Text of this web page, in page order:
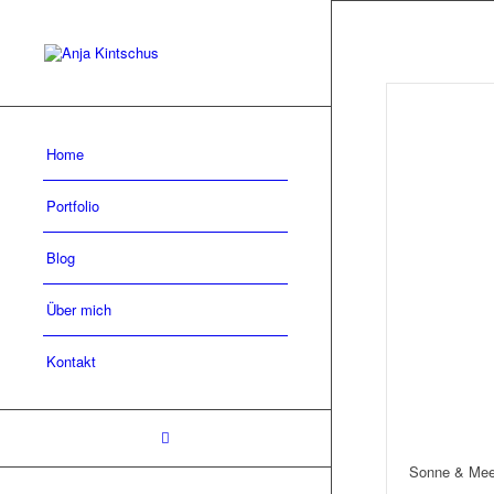
Home
Portfolio
Blog
Über mich
Kontakt
Sonne &